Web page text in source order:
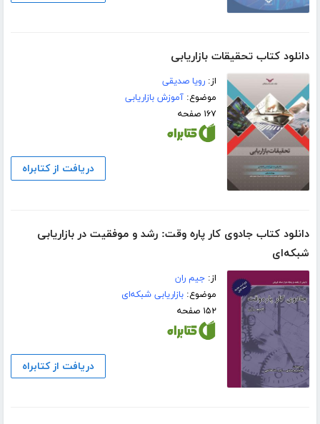
دانلود کتاب تحقیقات بازاریابی
از:رویا صدیقی
موضوع:آموزش بازاریابی
۱۶۷ صفحه
دریافت از کتابراه
دانلود کتاب جادوی کار پاره وقت: رشد و موفقیت در بازاریابی
شبکه‌ای
از:جیم ران
موضوع:بازاریابی شبکه‌ای
۱۵۲ صفحه
دریافت از کتابراه